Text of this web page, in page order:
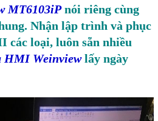
MT6103iPnói riêng cùng
Nhận lập trình và phục
loại, luôn sẵn nhiều
HMI Weinviewlấy ngày
Điện thoại
COPYRIGHT 2018. ALL RIGHTS RESERVED